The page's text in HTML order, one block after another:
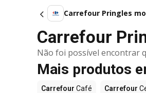
Carrefour Pringles
Carrefour
Não foi possível encontrar
Mais produtos
Carrefour Café Carrefour